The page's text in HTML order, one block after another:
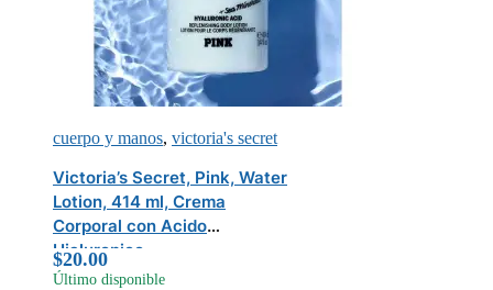
cuerpo y manos, victoria's secret
Victoria’s Secret, Pink, Water
Lotion, 414 ml, Crema
Corporal con Acido
Hialuronico
$20.00
Último disponible